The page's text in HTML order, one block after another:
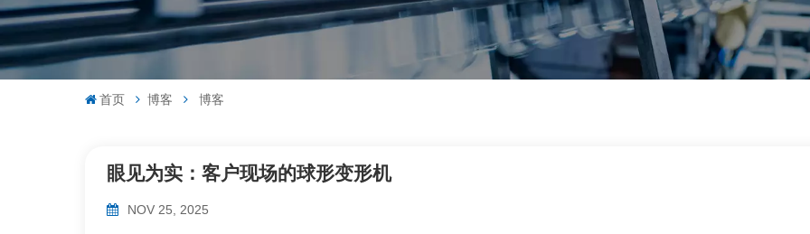
首页 博客 博客
眼见为实：客户现场的球形变形机
NOV 25, 2025